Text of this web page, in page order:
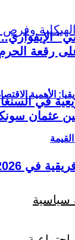
الأهمية
سياسية
رقعة
في
عثمان